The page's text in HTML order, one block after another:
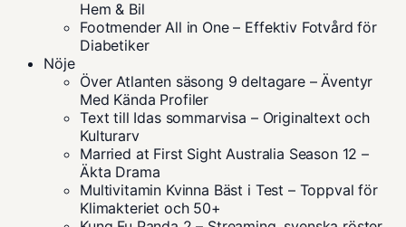
Hem & Bil
Footmender All in One – Effektiv Fotvård för
Diabetiker
Nöje
Över Atlanten säsong 9 deltagare – Äventyr
Med Kända Profiler
Text till Idas sommarvisa – Originaltext och
Kulturarv
Married at First Sight Australia Season 12 –
Äkta Drama
Multivitamin Kvinna Bäst i Test – Toppval för
Klimakteriet och 50+